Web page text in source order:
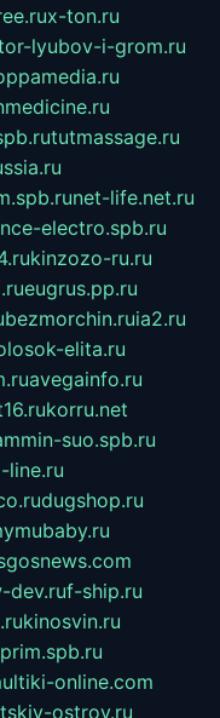
x-ton.ru
lyubov-i-grom.ru
tutmassage.ru
net-life.net.ru
electro.spb.ru
kinzozo-ru.ru
eugrus.pp.ru
bezmorchin.ruia2.ru
elita.ru
avegainfo.ru
korru.net
suo.spb.ru
line.ru
dugshop.ru
dev.ruf-ship.ru
kinosvin.ru
online.com
ostrov.ru